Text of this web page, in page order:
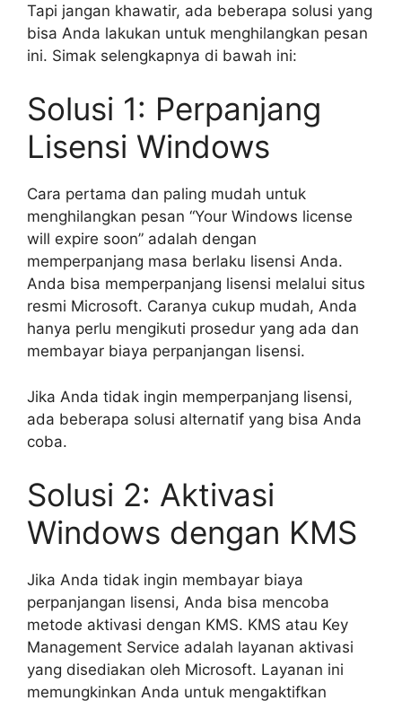
Tapi jangan khawatir, ada beberapa solusi yang
bisa Anda lakukan untuk menghilangkan pesan
ini. Simak selengkapnya di bawah ini:
Solusi 1: Perpanjang
Lisensi Windows
Cara pertama dan paling mudah untuk
menghilangkan pesan “Your Windows license
will expire soon” adalah dengan
memperpanjang masa berlaku lisensi Anda.
Anda bisa memperpanjang lisensi melalui situs
resmi Microsoft. Caranya cukup mudah, Anda
hanya perlu mengikuti prosedur yang ada dan
membayar biaya perpanjangan lisensi.
Jika Anda tidak ingin memperpanjang lisensi,
ada beberapa solusi alternatif yang bisa Anda
coba.
Solusi 2: Aktivasi
Windows dengan KMS
Jika Anda tidak ingin membayar biaya
perpanjangan lisensi, Anda bisa mencoba
metode aktivasi dengan KMS. KMS atau Key
Management Service adalah layanan aktivasi
yang disediakan oleh Microsoft. Layanan ini
memungkinkan Anda untuk mengaktifkan